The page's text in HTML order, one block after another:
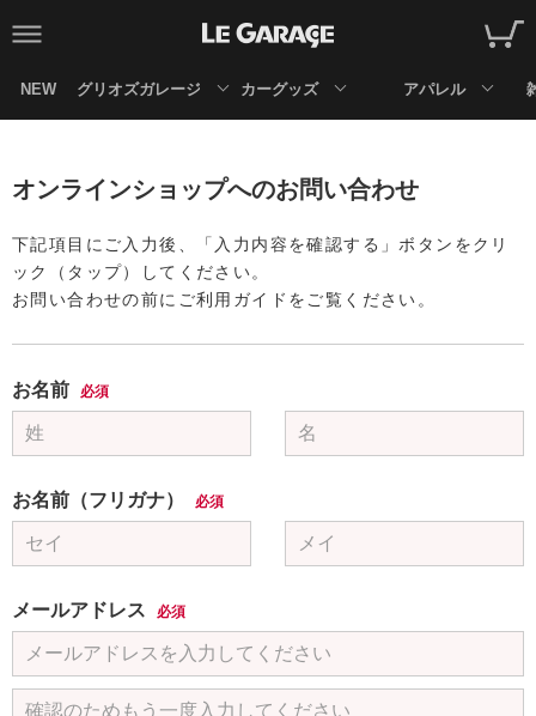
NEW グリオズガレージ カーグッズ アパレル
オンラインショップへのお問い合わせ
下記項目にご入力後、「入力内容を確認する」ボタンをクリ
ック（タップ）してください。
お問い合わせの前にご利用ガイドをご覧ください。
お名前 必須
お名前（フリガナ） 必須
メールアドレス 必須